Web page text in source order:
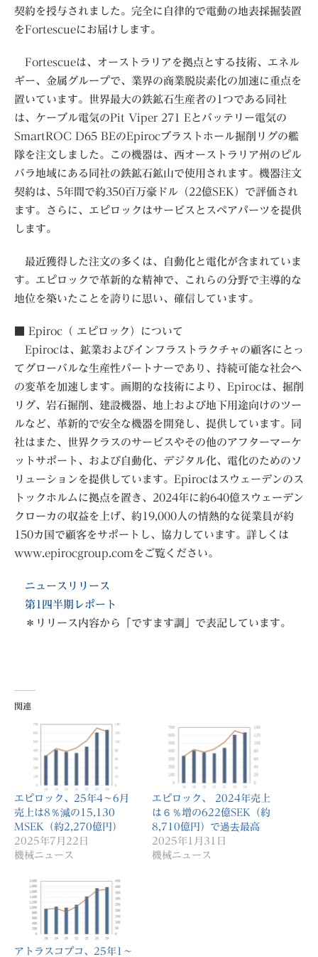
契約を授与されました。完全に自律的で電動の地表採掘装置
をFortescueにお届けします。
Fortescueは、オーストラリアを拠点とする技術、エネル
ギー、金属グループで、業界の商業脱炭素化の加速に重点を
置いています。世界最大の鉄鉱石生産者の1つである同社
は、ケーブル電気のPit Viper 271 Eとバッテリー電気の
SmartROC D65 BEのEpirocブラストホール掘削リグの艦
隊を注文しました。この機器は、西オーストラリア州のピル
バラ地域にある同社の鉄鉱石鉱山で使用されます。機器注文
契約は、5年間で約350百万豪ドル（22億SEK）で評価され
ます。さらに、エピロックはサービスとスペアパーツを提供
します。
最近獲得した注文の多くは、自動化と電化が含まれていま
す。エピロックで革新的な精神で、これらの分野で主導的な
地位を築いたことを誇りに思い、確信しています。
■ Epiroc（ エピロック）について
Epirocは、鉱業およびインフラストラクチャの顧客にとっ
てグローバルな生産性パートナーであり、持続可能な社会へ
の変革を加速します。画期的な技術により、Epirocは、掘削
リグ、岩石掘削、建設機器、地上および地下用途向けのツー
ルなど、革新的で安全な機器を開発し、提供しています。同
社はまた、世界クラスのサービスやその他のアフターマーケ
ットサポート、および自動化、デジタル化、電化のためのソ
リューションを提供しています。Epirocはスウェーデンのス
トックホルムに拠点を置き、2024年に約640億スウェーデン
クローカの収益を上げ、約19,000人の情熱的な従業員が約
150カ国で顧客をサポートし、協力しています。詳しくは
www.epirocgroup.comをご覧ください。
ニュースリリース
第1四半期レポート
＊リリース内容から「ですます調」で表記しています。
関連
エピロック、25年4〜6月
売上は8％減の15,130
MSEK（約2,270億円）
2025年7月22日
機械ニュース
エピロック、 2024年売上
は６％増の622億SEK（約
8,710億円）で過去最高
2025年1月31日
機械ニュース
アトラスコプコ、25年1〜